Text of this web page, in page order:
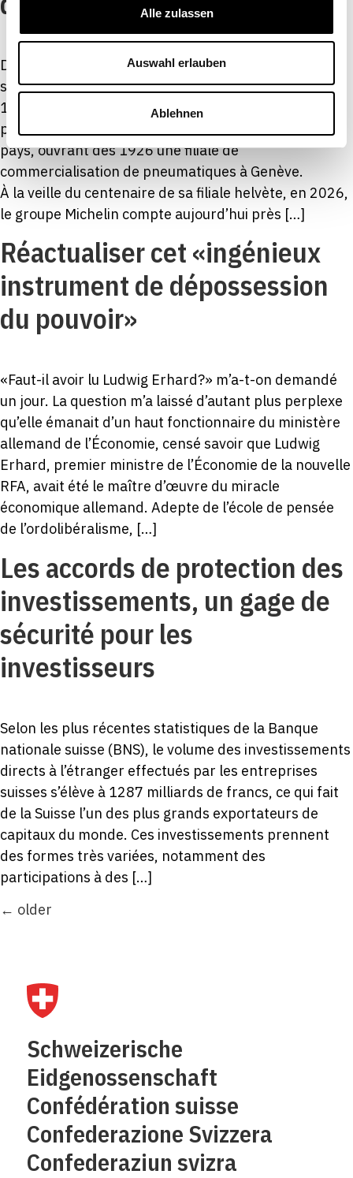
Alle zulassen
Auswahl erlauben
Ablehnen
Depuis le lancement de la première édition suisse de
son guide gastronomique appelé «Guide Rouge» en
1908, l’entreprise française Michelin a
progressivement développé ses activités dans le
pays, ouvrant dès 1926 une filiale de
commercialisation de pneumatiques à Genève.
À la veille du centenaire de sa filiale helvète, en 2026,
le groupe Michelin compte aujourd’hui près […]
Réactualiser cet «ingénieux
instrument de dépossession
du pouvoir»
«Faut-il avoir lu Ludwig Erhard?» m’a-t-on demandé
un jour. La question m’a laissé d’autant plus perplexe
qu’elle émanait d’un haut fonctionnaire du ministère
allemand de l’Économie, censé savoir que Ludwig
Erhard, premier ministre de l’Économie de la nouvelle
RFA, avait été le maître d’œuvre du miracle
économique allemand. Adepte de l’école de pensée
de l’ordolibéralisme, […]
Les accords de protection des
investissements, un gage de
sécurité pour les
investisseurs
Selon les plus récentes statistiques de la Banque
nationale suisse (BNS), le volume des investissements
directs à l’étranger effectués par les entreprises
suisses s’élève à 1287 milliards de francs, ce qui fait
de la Suisse l’un des plus grands exportateurs de
capitaux du monde. Ces investissements prennent
des formes très variées, notamment des
participations à des […]
← older
Schweizerische
Eidgenossenschaft
Confédération suisse
Confederazione Svizzera
Confederaziun svizra